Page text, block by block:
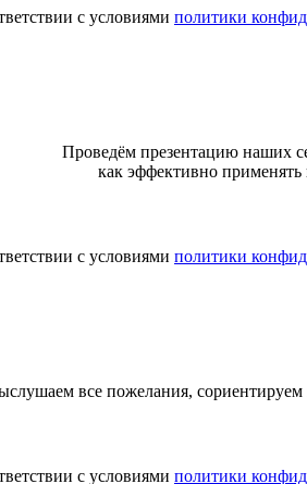
с условиями политики
Проведём презентацию наших
как эффективно применять
с условиями политики
все пожелания,
с условиями политики